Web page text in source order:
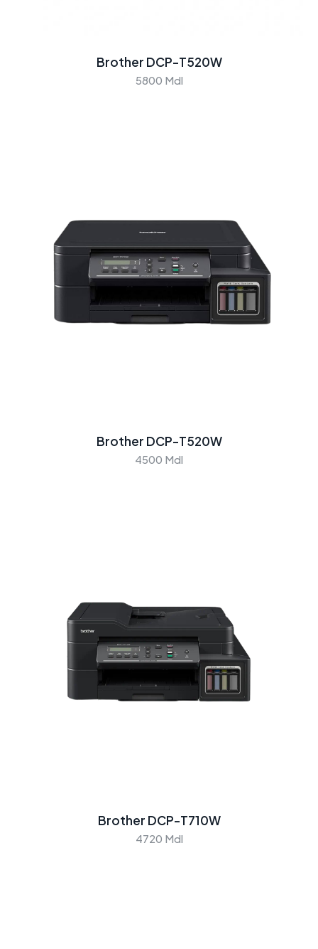
Brother DCP-T520W
5800 Mdl
Brother DCP-T520W
4500 Mdl
Brother DCP-T710W
4720 Mdl